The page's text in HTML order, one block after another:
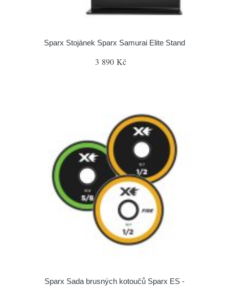
Sparx Stojánek Sparx Samurai Elite Stand
3 890 Kč
Sparx Sada brusných kotoučů Sparx ES -